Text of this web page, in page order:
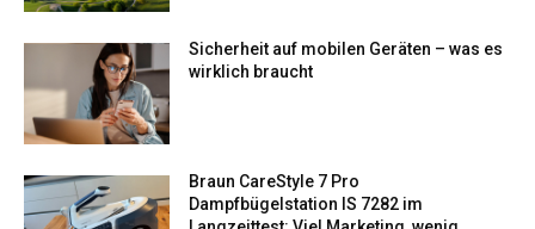
Sicherheit auf mobilen Geräten – was es
wirklich braucht
Braun CareStyle 7 Pro
Dampfbügelstation IS 7282 im